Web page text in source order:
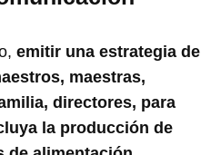
emitir una estrategia de
maestras,
directores, para
la producción de